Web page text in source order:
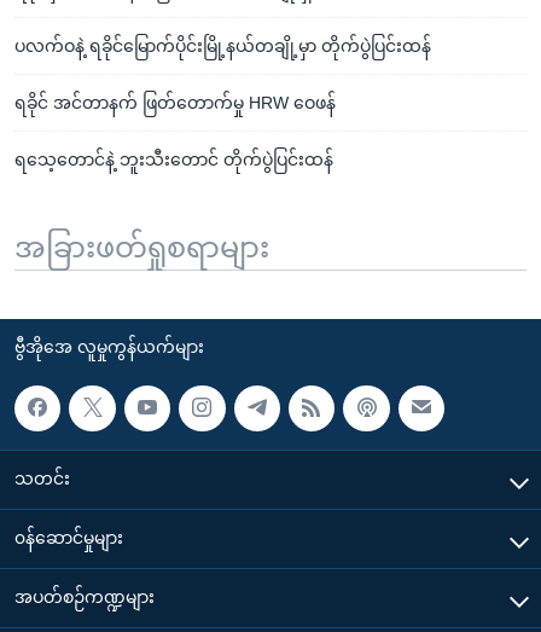
ပလက်ဝနဲ့ ရခိုင်မြောက်ပိုင်းမြို့နယ်တချို့မှာ တိုက်ပွဲပြင်းထန်
ရခိုင် အင်တာနက် ဖြတ်တောက်မှု HRW ဝေဖန်
ရသေ့တောင်နဲ့ ဘူးသီးတောင် တိုက်ပွဲပြင်းထန်
အခြားဖတ်ရှုစရာများ
ဗွီအိုအေ လူမှုကွန်ယက်များ
သတင်း
၀န်ဆောင်မှုများ
အပတ်စဉ်ကဏ္ဍများ